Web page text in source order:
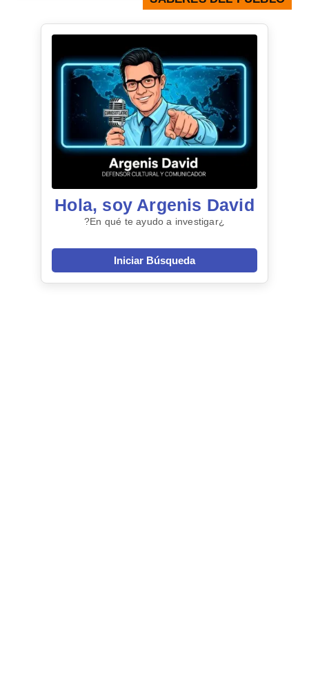
Hola, soy Argenis David
¿En qué te ayudo a investigar?
Iniciar Búsqueda